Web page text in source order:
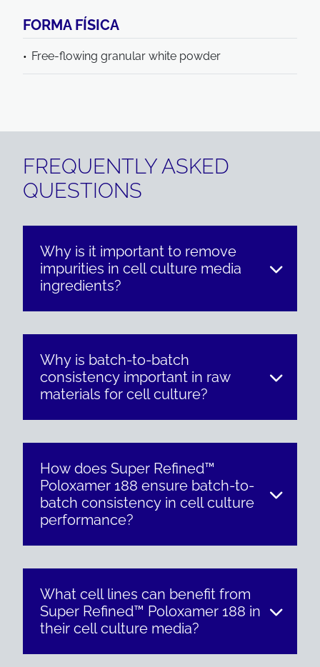
FORMA FÍSICA
Free-flowing granular white powder
FREQUENTLY ASKED
QUESTIONS
Why is it important to remove
impurities in cell culture media
ingredients?
Why is batch-to-batch
consistency important in raw
materials for cell culture?
How does Super Refined™
Poloxamer 188 ensure batch-to-
batch consistency in cell culture
performance?
What cell lines can benefit from
Super Refined™ Poloxamer 188 in
their cell culture media?